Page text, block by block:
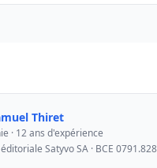
Thiret
· 12 ans d'expérience
Satyvo SA · BCE